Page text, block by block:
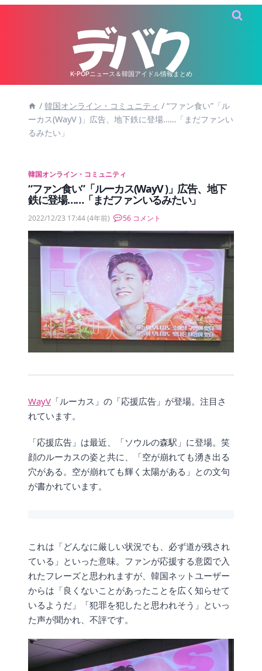
K-POPニュース＆韓国アイドル情報まとめ
/ 韓国オンライン・コミュニティ / “ファン食い”「ル
ーカス(WayV )」広告、地下鉄に登場……「まだファンい
るみたい」
韓国オンライン・コミュニティ
“ファン食い”「ルーカス(WayV )」広告、地下
鉄に登場……「まだファンいるみたい」
2022/12/23 17:44(4年前) 56 コメント
WayV 「ルーカス」の「応援広告」が登場。注目さ
れています。
「応援広告」は最近、「ソウルの森駅」に登場。笑
顔のルーカスの姿と共に、「空が崩れても湧き出る
穴がある。空が崩れても輝く太陽がある」との文句
が書かれています。
これは「どんなに厳しい状況でも、必ず道が残され
ている」といった意味。ファンが応援する意図で入
れたフレーズと思われますが、韓国ネットユーザー
からは「良くないことがあったことを広く知らせて
いるようだ」「犯罪を犯したと思われそう」といっ
た声が聞かれ、不評です。